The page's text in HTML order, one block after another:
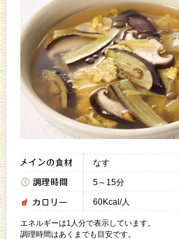
なす
5～15分
60Kcal/人
エネルギーは1人分で表示しています。
調理時間はあくまでも目安です。